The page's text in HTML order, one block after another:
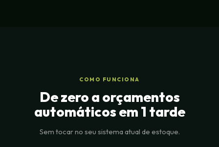
COMO FUNCIONA
De zero a orçamentos
automáticos em 1 tarde
Sem tocar no seu sistema atual de estoque.